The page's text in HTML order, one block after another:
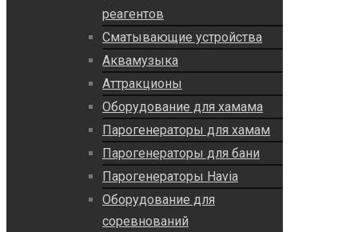
реагентов
Сматывающие устройства
Аквамузыка
Аттракционы
Оборудование для хамама
Парогенераторы для хамам
Парогенераторы для бани
Парогенераторы Havia
Оборудование для
соревнований